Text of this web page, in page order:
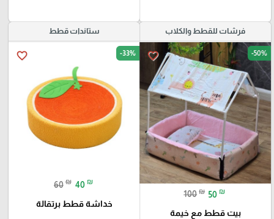
فرشات للقطط والكلاب
favorite_border -50%
100 ₪ 50 ₪
بيت قطط مع خيمة
ستاندات قطط
favorite_border -33%
60 ₪ 40 ₪
خداشة قطط برتقالة